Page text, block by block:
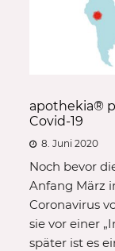
apothekia®
Covid-19
8. Juni 2020
Noch bevor
Anfang März
Coronavirus
sie vor einer
später ist es